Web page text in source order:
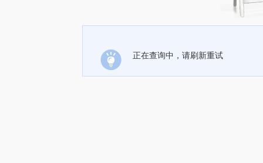
正在查询中，请刷新重试